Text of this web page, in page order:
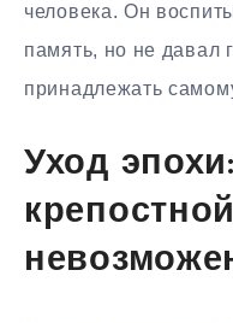
человека. Он
память, но не давал
принадлежать
Уход